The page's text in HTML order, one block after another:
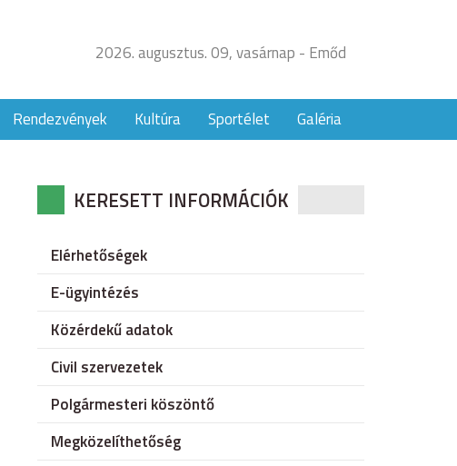
2026. augusztus. 09, vasárnap - Emőd
Rendezvények Kultúra Sportélet Galéria
KERESETT INFORMÁCIÓK
Elérhetőségek
E-ügyintézés
Közérdekű adatok
Civil szervezetek
Polgármesteri köszöntő
Megközelíthetőség